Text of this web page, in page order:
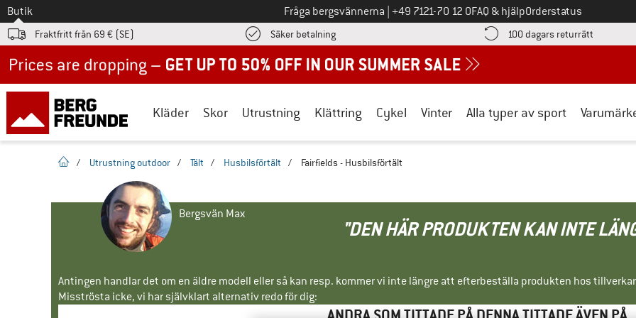
Till
Butik Fråga bergsvännerna Ring oss på
+49 7121-70 12 0FAQ & hjälpOrderstatus
Fraktfritt från 69 € (SE) Säker betalningHitta betalningsinformationen här! Öppnas i en inforuta
100 dagars returrätt Gå till
Kläder Skor Utrustning Klättring Cykel Vinter Alla typer av sport
Hemsida
/ Utrustning outdoor / Tält / Husbilsförtält / Fairfields - Husbilsförtält
Bergsvän Max
"DEN HÄR PRODUKTEN KAN INTE
Antingen handlar det om en äldre modell eller så kan resp. kommer vi inte längre att efterbeställa produkten hos
Misströsta icke, vi har självklart alternativ redo för dig: